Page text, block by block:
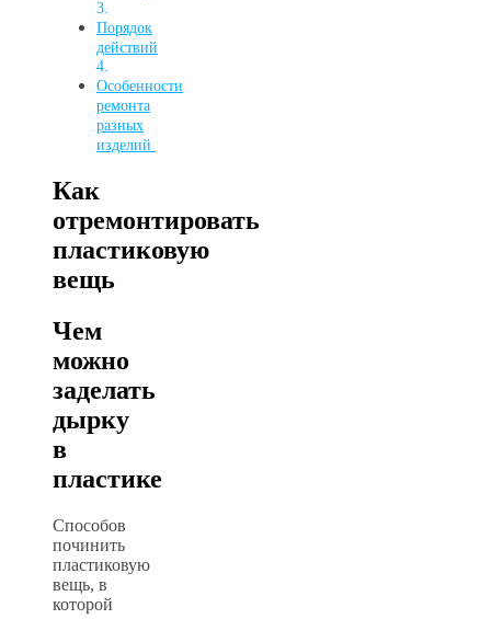
Порядок
действий
Особенности
ремонта
разных
изделий
Как
отремонтировать
пластиковую
вещь
Чем
можно
заделать
дырку
в
пластике
Способов
починить
пластиковую
вещь, в
которой